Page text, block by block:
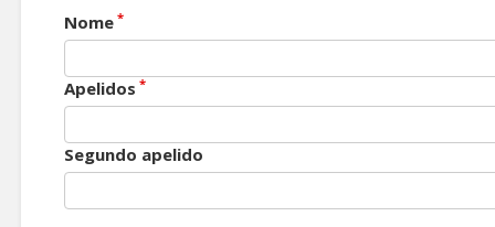
Nome *
Apelidos *
Segundo apelido